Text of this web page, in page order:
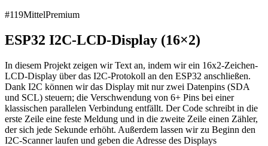
#119MittelPremium
ESP32 I2C-LCD-Display (16×2)
In diesem Projekt zeigen wir Text an, indem wir ein 16x2-Zeichen-
LCD-Display über das I2C-Protokoll an den ESP32 anschließen.
Dank I2C können wir das Display mit nur zwei Datenpins (SDA
und SCL) steuern; die Verschwendung von 6+ Pins bei einer
klassischen parallelen Verbindung entfällt. Der Code schreibt in die
erste Zeile eine feste Meldung und in die zweite Zeile einen Zähler,
der sich jede Sekunde erhöht. Außerdem lassen wir zu Beginn den
I2C-Scanner laufen und geben die Adresse des Displays